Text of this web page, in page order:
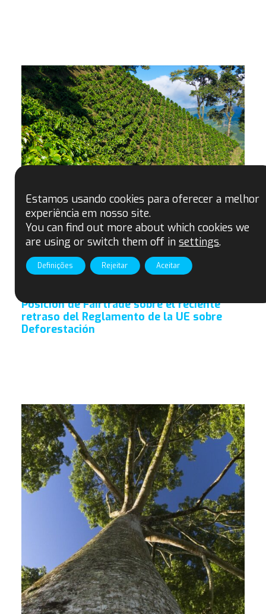
Posición de Fairtrade sobre el reciente
retraso del Reglamento de la UE sobre
Deforestación
Estamos usando cookies para oferecer a melhor
experiência em nosso site.
You can find out more about which cookies we
are using or switch them off insettings.
Aceitar
Rejeitar
Definições